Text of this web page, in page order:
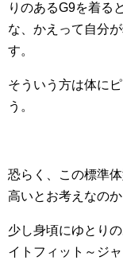
りのあるG9を着る
な、かえって自分
す。
そういう方は体に
う。
恐らく、この標準
高いとお考えなのか
少し身頃にゆとり
イトフィット～ジ